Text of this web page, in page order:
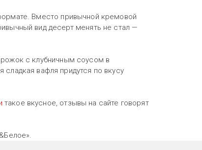
Вместо привычной кремовой
вид десерт менять не стал —
с клубничным соусом в
вафля придутся по вкусу
такое вкусное, отзывы на сайте говорят